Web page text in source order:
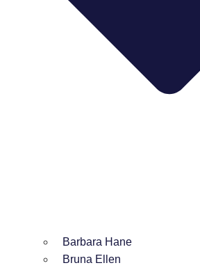
Barbara Hane
Bruna Ellen